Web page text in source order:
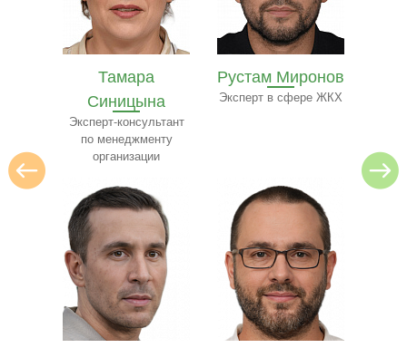
Тамара
Синицына
Эксперт-консультант
по менеджменту
организации
Рустам Миронов
Эксперт в сфере ЖКХ